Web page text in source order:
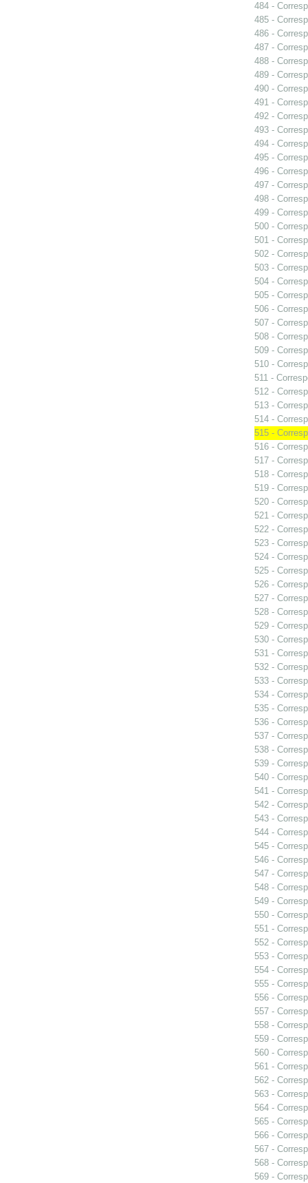
484 -
485 -
486 -
487 -
488 -
489 -
490 -
491 -
492 -
493 -
494 -
495 -
496 -
497 -
498 -
499 -
500 -
501 -
502 -
503 -
504 -
505 -
506 -
507 -
508 -
509 -
510 -
511 -
512 -
513 -
514 -
515 -
516 -
517 -
518 -
519 -
520 -
521 -
522 -
523 -
524 -
525 -
526 -
527 -
528 -
529 -
530 -
531 -
532 -
533 -
534 -
535 -
536 -
537 -
538 -
539 -
540 -
541 -
542 -
543 -
544 -
545 -
546 -
547 -
548 -
549 -
550 -
551 -
552 -
553 -
554 -
555 -
556 -
557 -
558 -
559 -
560 -
561 -
562 -
563 -
564 -
565 -
566 -
567 -
568 -
569 -